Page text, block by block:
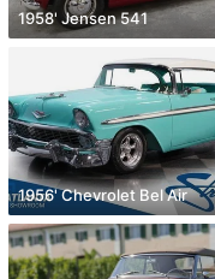
1958' Jensen 541
1956' Chevrolet Bel Air